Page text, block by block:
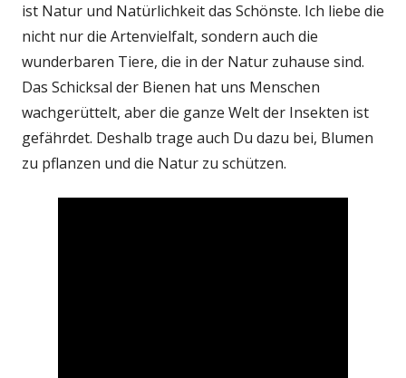
ist Natur und Natürlichkeit das Schönste. Ich liebe die
nicht nur die Artenvielfalt, sondern auch die
wunderbaren Tiere, die in der Natur zuhause sind.
Das Schicksal der Bienen hat uns Menschen
wachgerüttelt, aber die ganze Welt der Insekten ist
gefährdet. Deshalb trage auch Du dazu bei, Blumen
zu pflanzen und die Natur zu schützen.